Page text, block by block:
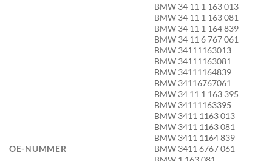
OE-NUMMER
BMW 34 11 1 163 013
BMW 34 11 1 163 081
BMW 34 11 1 164 839
BMW 34 11 6 767 061
BMW 34111163013
BMW 34111163081
BMW 34111164839
BMW 34116767061
BMW 34 11 1 163 395
BMW 34111163395
BMW 3411 1163 013
BMW 3411 1163 081
BMW 3411 1164 839
BMW 3411 6767 061